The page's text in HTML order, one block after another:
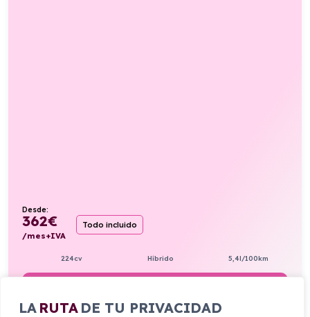
LA RUTA DE TU PRIVACIDAD
Desde:
362€
/mes+IVA
Todo incluido
224cv Híbrido 5,4l/100km